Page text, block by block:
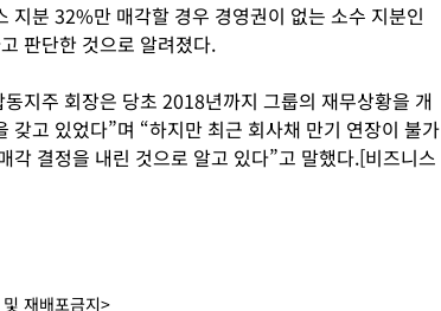
지분 32%만 매각할 경우 경영권이 없는 소수 지분인
판단한 것으로 알려졌다.
지주 회장은 당초 2018년까지 그룹의 재무상황을 개
갖고 있었다”며 “하지만 최근 회사채 만기 연장이 불가
각 결정을 내린 것으로 알고 있다”고 말했다.[비즈니스
재배포금지>